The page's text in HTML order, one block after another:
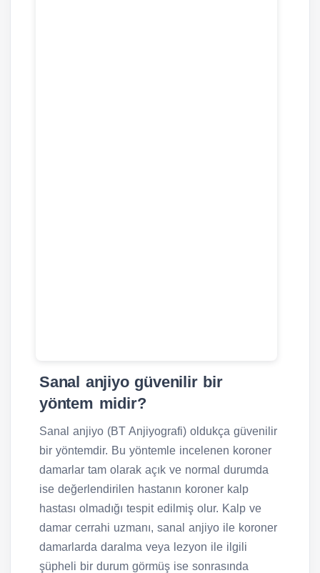
Sanal anjiyo güvenilir bir
yöntem midir?
Sanal anjiyo (BT Anjiyografi) oldukça güvenilir
bir yöntemdir. Bu yöntemle incelenen koroner
damarlar tam olarak açık ve normal durumda
ise değerlendirilen hastanın koroner kalp
hastası olmadığı tespit edilmiş olur. Kalp ve
damar cerrahi uzmanı, sanal anjiyo ile koroner
damarlarda daralma veya lezyon ile ilgili
şüpheli bir durum görmüş ise sonrasında